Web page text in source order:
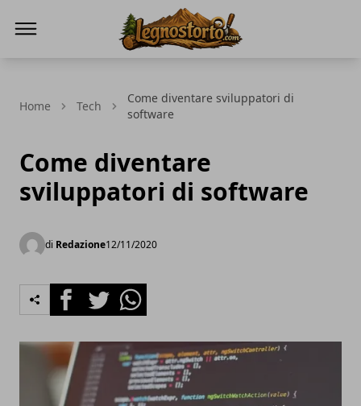
Home Tech
Come diventare sviluppatori di
software
Come diventare
sviluppatori di software
di Redazione12/11/2020
FacebookTwitterWhatsapp